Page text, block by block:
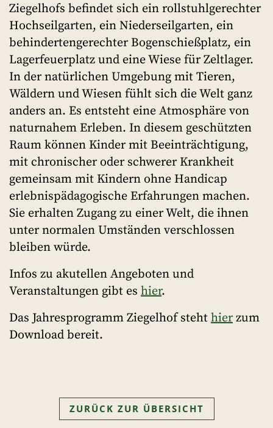
Ziegelhofs befindet sich ein rollstuhlgerechter
Hochseilgarten, ein Niederseilgarten, ein
behindertengerechter Bogenschießplatz, ein
Lagerfeuerplatz und eine Wiese für Zeltlager.
In der natürlichen Umgebung mit Tieren,
Wäldern und Wiesen fühlt sich die Welt ganz
anders an. Es entsteht eine Atmosphäre von
naturnahem Erleben. In diesem geschützten
Raum können Kinder mit Beeinträchtigung,
mit chronischer oder schwerer Krankheit
gemeinsam mit Kindern ohne Handicap
erlebnispädagogische Erfahrungen machen.
Sie erhalten Zugang zu einer Welt, die ihnen
unter normalen Umständen verschlossen
bleiben würde.
Infos zu akutellen Angeboten und
Veranstaltungen gibt es hier.
Das Jahresprogramm Ziegelhof steht hierzum
Download bereit.
ZURÜCK ZUR ÜBERSICHT